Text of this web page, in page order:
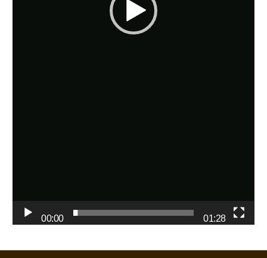
00:00 01:28